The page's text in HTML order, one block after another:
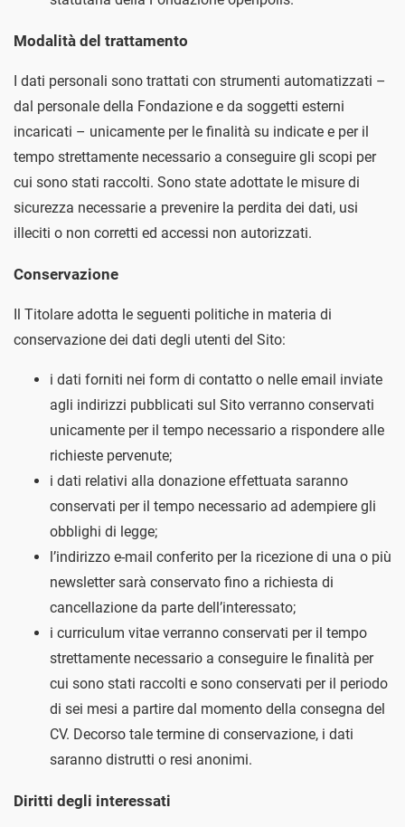
Modalità del trattamento
I dati personali sono trattati con strumenti automatizzati –
dal personale della Fondazione e da soggetti esterni
incaricati – unicamente per le finalità su indicate e per il
tempo strettamente necessario a conseguire gli scopi per
cui sono stati raccolti. Sono state adottate le misure di
sicurezza necessarie a prevenire la perdita dei dati, usi
illeciti o non corretti ed accessi non autorizzati.
Conservazione
Il Titolare adotta le seguenti politiche in materia di
conservazione dei dati degli utenti del Sito:
i dati forniti nei form di contatto o nelle email inviate
agli indirizzi pubblicati sul Sito verranno conservati
unicamente per il tempo necessario a rispondere alle
richieste pervenute;
i dati relativi alla donazione effettuata saranno
conservati per il tempo necessario ad adempiere gli
obblighi di legge;
l’indirizzo e-mail conferito per la ricezione di una o più
newsletter sarà conservato fino a richiesta di
cancellazione da parte dell’interessato;
i curriculum vitae verranno conservati per il tempo
strettamente necessario a conseguire le finalità per
cui sono stati raccolti e sono conservati per il periodo
di sei mesi a partire dal momento della consegna del
CV. Decorso tale termine di conservazione, i dati
saranno distrutti o resi anonimi.
Diritti degli interessati